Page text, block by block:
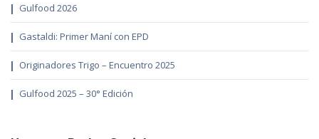
Gulfood 2026
Gastaldi: Primer Maní con EPD
Originadores Trigo – Encuentro 2025
Gulfood 2025 – 30° Edición